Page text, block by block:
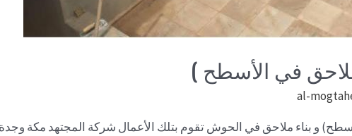
في الأسطح )
al-
و بناء ملاحق في الحوش تقوم بتلك الأعمال شركة المجتهد مكة